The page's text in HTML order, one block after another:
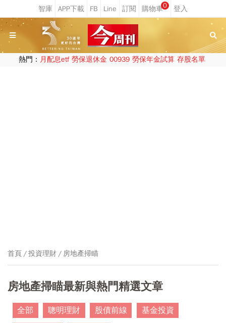
0
熱門： 月配息etf 勞保退休金 00939 勞保年金試算 存股名單
首頁 投資理財 房地產掃瞄
房地產掃瞄最新與熱門精選文章
全部 聰明理財 股債前線
基金投資